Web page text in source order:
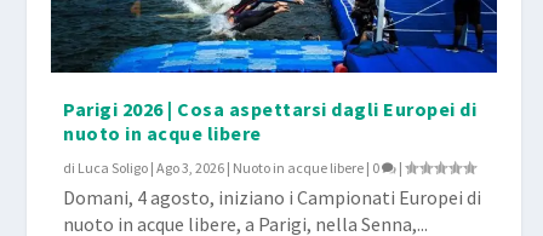
Parigi 2026 | Cosa aspettarsi dagli Europei di
nuoto in acque libere
di Luca Soligo |Ago 3, 2026 | Nuoto in acque libere | 0 |
Domani, 4 agosto, iniziano i Campionati Europei di
nuoto in acque libere, a Parigi, nella Senna,...